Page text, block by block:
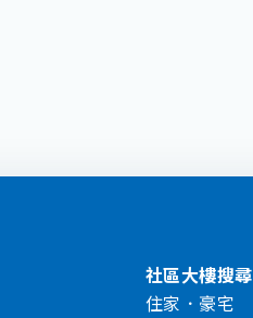
社區大樓搜尋
住家．豪宅